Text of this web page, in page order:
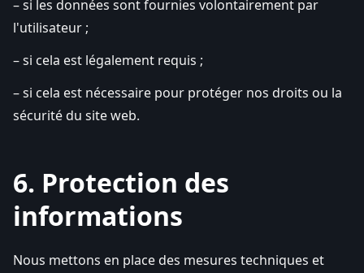
– si les données sont fournies volontairement par
l'utilisateur ;
– si cela est légalement requis ;
– si cela est nécessaire pour protéger nos droits ou la
sécurité du site web.
6. Protection des
informations
Nous mettons en place des mesures techniques et